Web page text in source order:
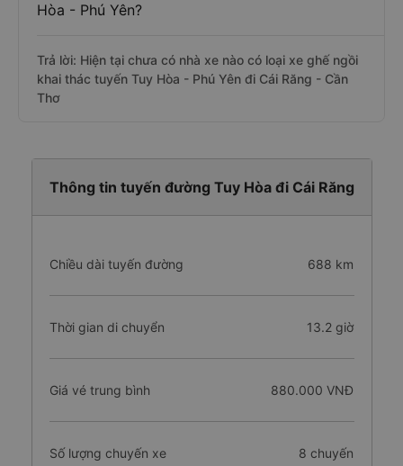
Hòa - Phú Yên?
Trả lời: Hiện tại chưa có nhà xe nào có loại xe ghế ngồi
khai thác tuyến Tuy Hòa - Phú Yên đi Cái Răng - Cần
Thơ
Thông tin tuyến đường Tuy Hòa đi Cái Răng
Chiều dài tuyến đường 688 km
Thời gian di chuyển 13.2 giờ
Giá vé trung bình 880.000 VNĐ
Số lượng chuyến xe 8 chuyến